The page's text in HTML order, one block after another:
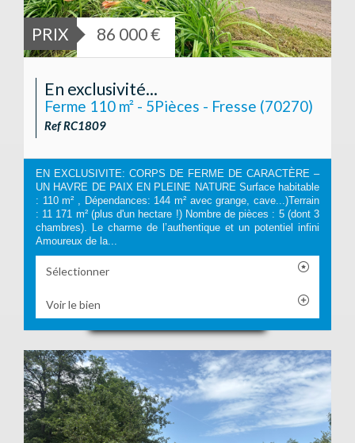
PRIX 86 000 €
En exclusivité...
Ferme 110 m² - 5Pièces - Fresse (70270)
Ref RC1809
EN EXCLUSIVITE: CORPS DE FERME DE CARACTÈRE –
UN HAVRE DE PAIX EN PLEINE NATURE Surface habitable
: 110 m² , Dépendances: 144 m² avec grange, cave...)Terrain
: 11 171 m² (plus d'un hectare !) Nombre de pièces : 5 (dont 3
chambres). Le charme de l’authentique et un potentiel infini
Amoureux de la...
Sélectionner
Voir le bien